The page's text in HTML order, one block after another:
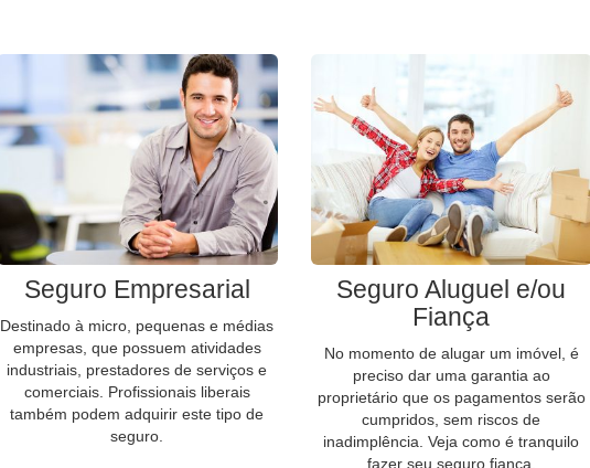
Seguro Empresarial
Destinado à micro, pequenas e médias
empresas, que possuem atividades
industriais, prestadores de serviços e
comerciais. Profissionais liberais
também podem adquirir este tipo de
seguro.
Seguro Aluguel e/ou
Fiança
No momento de alugar um imóvel, é
preciso dar uma garantia ao
proprietário que os pagamentos serão
cumpridos, sem riscos de
inadimplência. Veja como é tranquilo
fazer seu seguro fiança.